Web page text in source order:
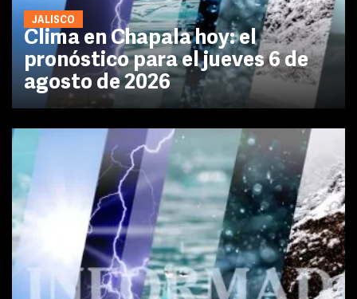
JALISCO
Clima en Chapala hoy: el
pronóstico para el jueves 6 de
agosto de 2026